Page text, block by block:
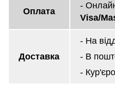
Оплата
-
Visa/
Доставка
- На
- В
-